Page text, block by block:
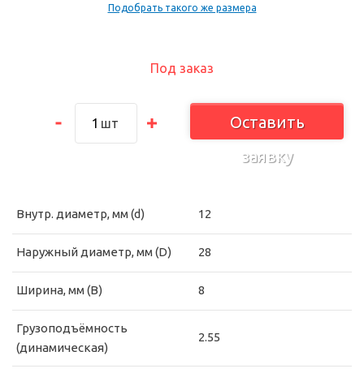
Под заказ
шт
Оставить
заявку
Подобрать такого же размера
Внутр. диаметр, мм (d) 12
Наружный диаметр, мм (D) 28
Ширина, мм (B) 8
Грузоподъёмность
(динамическая)
2.55